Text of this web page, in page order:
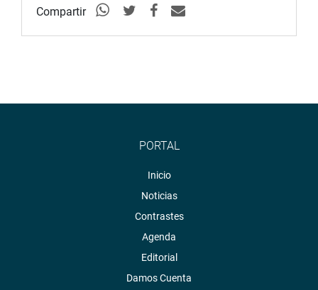
Compartir
PORTAL
Inicio
Noticias
Contrastes
Agenda
Editorial
Damos Cuenta